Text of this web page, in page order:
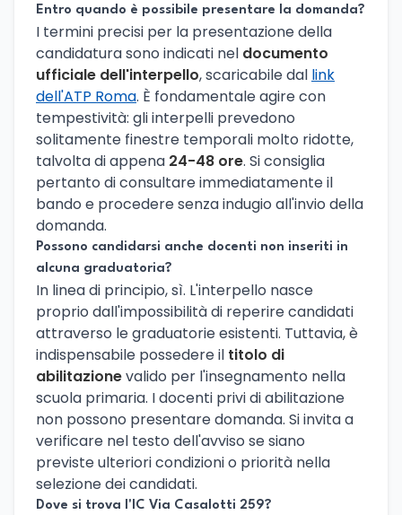
Entro quando è possibile presentare la domanda?
I termini precisi per la presentazione della
candidatura sono indicati nel documento
ufficiale dell'interpello, scaricabile dal link
dell'ATP Roma. È fondamentale agire con
tempestività: gli interpelli prevedono
solitamente finestre temporali molto ridotte,
talvolta di appena 24-48 ore. Si consiglia
pertanto di consultare immediatamente il
bando e procedere senza indugio all'invio della
domanda.
Possono candidarsi anche docenti non inseriti in
alcuna graduatoria?
In linea di principio, sì. L'interpello nasce
proprio dall'impossibilità di reperire candidati
attraverso le graduatorie esistenti. Tuttavia, è
indispensabile possedere il titolo di
abilitazionevalido per l'insegnamento nella
scuola primaria. I docenti privi di abilitazione
non possono presentare domanda. Si invita a
verificare nel testo dell'avviso se siano
previste ulteriori condizioni o priorità nella
selezione dei candidati.
Dove si trova l'IC Via Casalotti 259?